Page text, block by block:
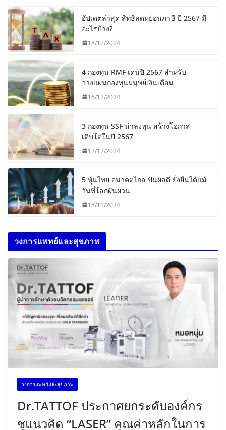
อัปเดตล่าสุด สิทธิลดหย่อนภาษี ปี 2567 มี
อะไรบ้าง?
18/12/2024
4 กองทุน RMF เด่นปี 2567 สำหรับ
วางแผนกองทุนมนุษย์เงินเดือน
16/12/2024
3 กองทุน SSF น่าลงทุน สร้างโอกาส
เติบโตในปี 2567
12/12/2024
5 หุ้นไทย อนาคตไกล ปันผลดี ยั่งยืนได้แม้
วันที่โลกผันผวน
18/11/2024
วงการแพทย์และสุขภาพ
วงการแพทย์และสุขภาพ
Dr.TATTOF ประกาศยกระดับองค์กร
ชูแนวคิด “LASER” คุณค่าหลักในการ